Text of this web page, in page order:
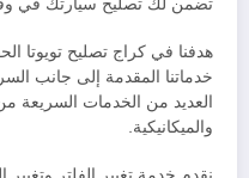
هدفنا في كراج تصليح تويوتا
خدماتنا المقدمة إلى جانب
العديد من الخدمات السريعة
والميكانيكية.